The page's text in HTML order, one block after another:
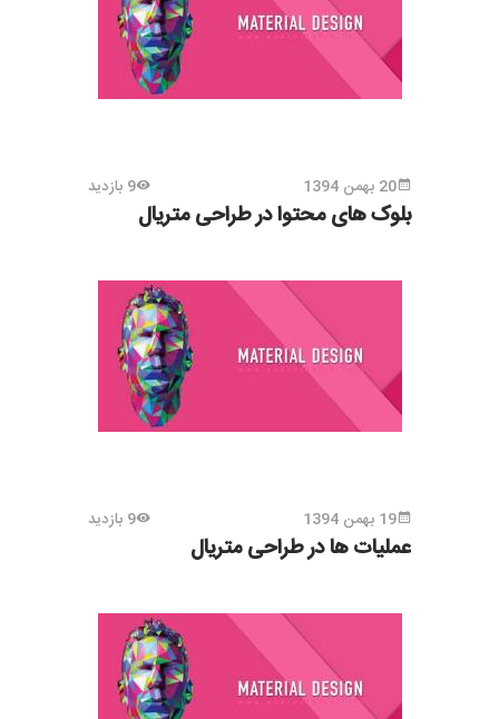
20 بهمن 1394 9 بازدید
بلوک های محتوا در طراحی متریال
19 بهمن 1394 9 بازدید
عملیات ها در طراحی متریال